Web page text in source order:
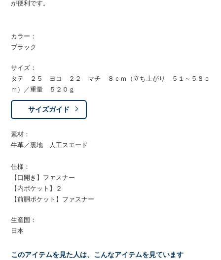
が便利です。
カラー：
ブラック
サイズ：
タテ ２５ ヨコ ２２ マチ ８ｃｍ（立ち上がり ５１～５８ｃ
ｍ）／重量 ５２０ｇ
サイズガイド
素材：
牛革／裏地 人工スエード
仕様：
【口開き】ファスナー
【内ポケット】２
【前胴ポケット】ファスナー
生産国：
日本
このアイテムを見た人は、こんなアイテムを見ています